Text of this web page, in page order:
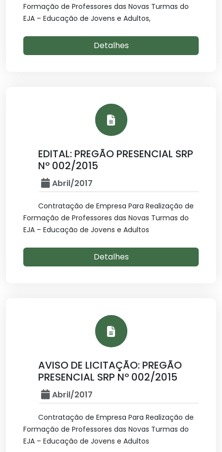
Formação de Professores das Novas Turmas do
EJA – Educação de Jovens e Adultos,
Detalhes
EDITAL: PREGÃO PRESENCIAL SRP
Nº 002/2015
Abril/2017
Contratação de Empresa Para Realização de
Formação de Professores das Novas Turmas do
EJA – Educação de Jovens e Adultos
Detalhes
AVISO DE LICITAÇÃO: PREGÃO
PRESENCIAL SRP Nº 002/2015
Abril/2017
Contratação de Empresa Para Realização de
Formação de Professores das Novas Turmas do
EJA – Educação de Jovens e Adultos